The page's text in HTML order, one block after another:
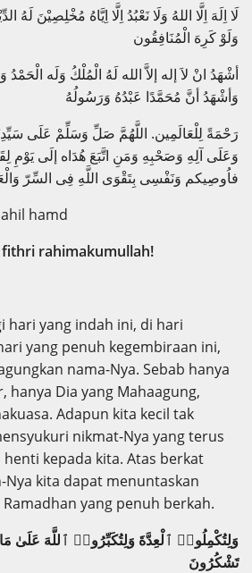
لَا اِلَهَ اِلَّا اللهُ وَلَا نَعْبُدُ اِلَّا اِيَّاهُ مُخْلِصِيْنَ لَهُ
وَلَوْ كَرِهَ الْمُنَافِقُون
أشْهَدُ انْ لاَ إله إلاَّ الله لَهُ الْمُلْكُ وَلَه
وَأشْهَدُ أنَّ مُحَمَّدًا عَبْدُهُ وَرَسُولُهُ
رَحْمَةً لِلْعَالَمِين. اللَّهُمَّ صَلِّ وَسَلِّمْ عَلَى
وَعَلَى آلِهِ وَصَحْبِهِ وَمَنِ اتَّبَعَ هُدَاه إلَى يَوْمِ
فاُوصِيكم وَنَفْسِى بِتَقْوَى اللَّهِ فِى السِّرّ
hamd
fithri rahimakumullah!
hari yang indah ini, di hari
yang penuh kegembiraan ini,
nama-Nya. Sebab hanya
hanya Dia yang Mahaagung,
Adapun kita kecil tak
nikmat-Nya yang terus
kepada kita. Atas berkat
kita dapat menuntaskan
yang penuh berkah.
وَلِتُكْمِلُوا۟ ٱلْعِدَّةَ وَلِتُكَبِّرُوا۟ ٱللَّهَ عَلَىٰ
تَشْكُرُونَ